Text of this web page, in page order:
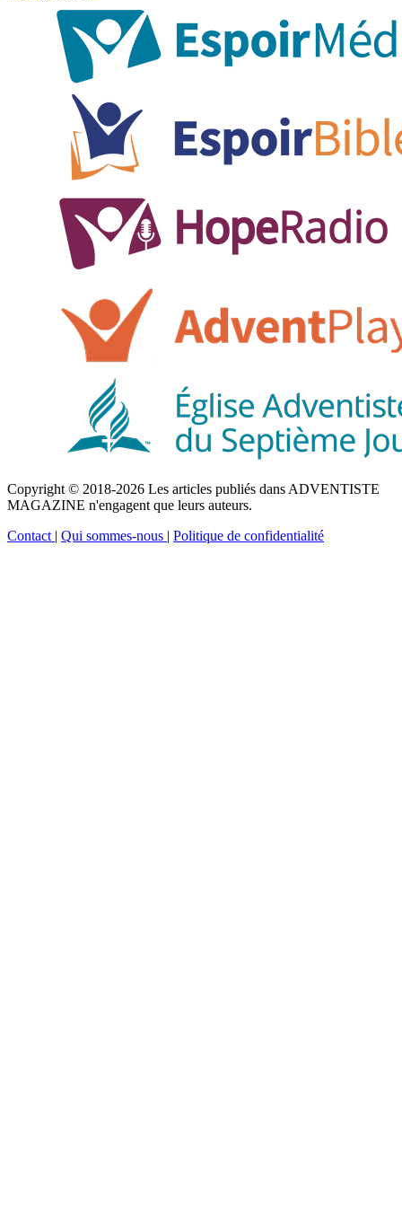
Copyright © 2018-2026 Les articles publiés dans ADVENTISTE
MAGAZINE n'engagent que leurs auteurs.
Contact | Qui sommes-nous | Politique de confidentialité